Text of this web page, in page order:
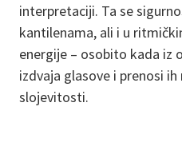
interpretaciji. Ta se
kantilenama, ali i u
energije – osobito kada iz
izdvaja glasove i prenosi
slojevitosti.